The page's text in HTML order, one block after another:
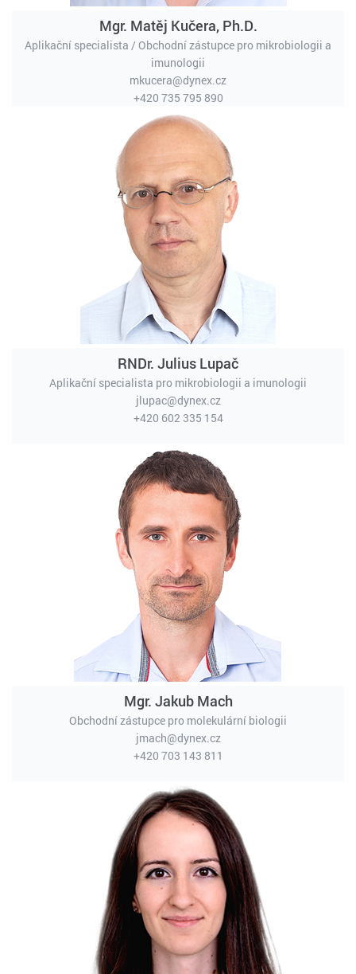
Mgr. Matěj Kučera, Ph.D.
Aplikační specialista / Obchodní zástupce pro mikrobiologii a
imunologii
mkucera@dynex.cz
+420 735 795 890
RNDr. Julius Lupač
Aplikační specialista pro mikrobiologii a imunologii
jlupac@dynex.cz
+420 602 335 154
Mgr. Jakub Mach
Obchodní zástupce pro molekulární biologii
jmach@dynex.cz
+420 703 143 811